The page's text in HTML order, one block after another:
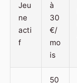
Jeu
ne
acti
f
à
30
€/
mo
is
50